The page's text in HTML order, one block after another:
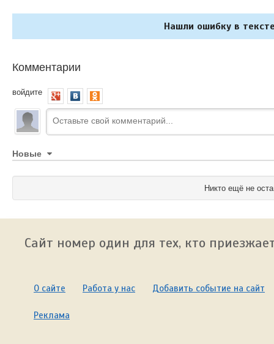
Нашли ошибку в
Комментарии
войдите
Новые
Никто ещё не
Сайт номер один для тех, кто
О сайте Работа у нас Добавить событие на сайт
Реклама